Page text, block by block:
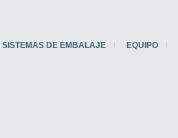
SISTEMAS DE EMBALAJE EQUIPO